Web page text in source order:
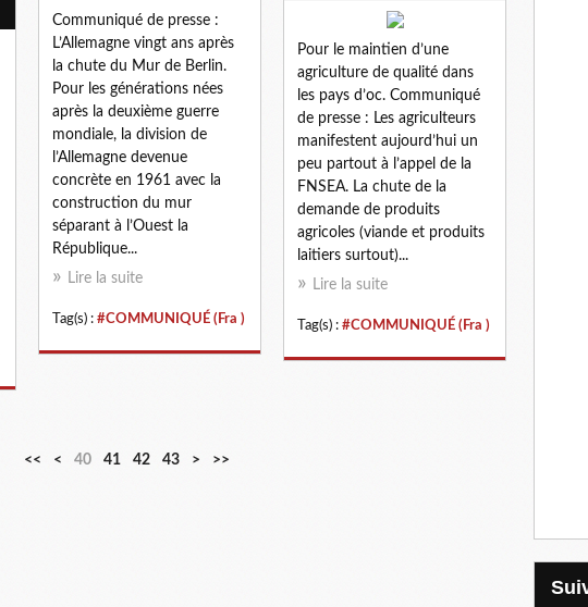
Communiqué de presse :
L’Allemagne vingt ans après
la chute du Mur de Berlin.
Pour les générations nées
après la deuxième guerre
mondiale, la division de
l’Allemagne devenue
concrète en 1961 avec la
construction du mur
séparant à l’Ouest la
République...
Lire la suite
Tag(s) : #COMMUNIQUÉ (Fra )
Pour le maintien d’une
agriculture de qualité dans
les pays d’oc. Communiqué
de presse : Les agriculteurs
manifestent aujourd’hui un
peu partout à l’appel de la
FNSEA. La chute de la
demande de produits
agricoles (viande et produits
laitiers surtout)...
Lire la suite
Tag(s) : #COMMUNIQUÉ (Fra )
<< <
1
2
3
40 41 42 43 > >>